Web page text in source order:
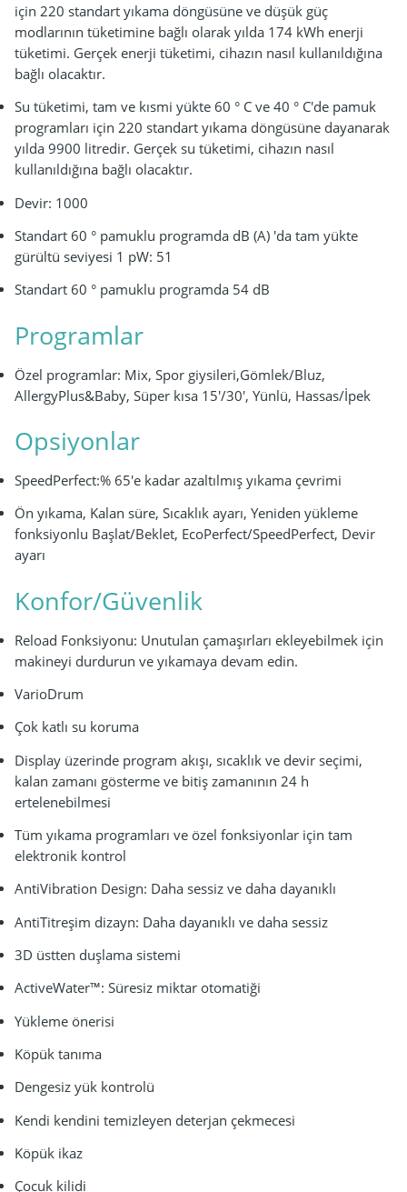
için 220 standart yıkama döngüsüne ve düşük güç
modlarının tüketimine bağlı olarak yılda 174 kWh enerji
tüketimi. Gerçek enerji tüketimi, cihazın nasıl kullanıldığına
bağlı olacaktır.
Su tüketimi, tam ve kısmi yükte 60 ° C ve 40 ° C'de pamuk
programları için 220 standart yıkama döngüsüne dayanarak
yılda 9900 litredir. Gerçek su tüketimi, cihazın nasıl
kullanıldığına bağlı olacaktır.
Devir: 1000
Standart 60 ° pamuklu programda dB (A) 'da tam yükte
gürültü seviyesi 1 pW: 51
Standart 60 ° pamuklu programda 54 dB
Programlar
Özel programlar: Mix, Spor giysileri,Gömlek/Bluz,
AllergyPlus&Baby, Süper kısa 15'/30', Yünlü, Hassas/İpek
Opsiyonlar
SpeedPerfect:% 65'e kadar azaltılmış yıkama çevrimi
Ön yıkama, Kalan süre, Sıcaklık ayarı, Yeniden yükleme
fonksiyonlu Başlat/Beklet, EcoPerfect/SpeedPerfect, Devir
ayarı
Konfor/Güvenlik
Reload Fonksiyonu: Unutulan çamaşırları ekleyebilmek için
makineyi durdurun ve yıkamaya devam edin.
VarioDrum
Çok katlı su koruma
Display üzerinde program akışı, sıcaklık ve devir seçimi,
kalan zamanı gösterme ve bitiş zamanının 24 h
ertelenebilmesi
Tüm yıkama programları ve özel fonksiyonlar için tam
elektronik kontrol
AntiVibration Design: Daha sessiz ve daha dayanıklı
AntiTitreşim dizayn: Daha dayanıklı ve daha sessiz
3D üstten duşlama sistemi
ActiveWater™: Süresiz miktar otomatiği
Yükleme önerisi
Köpük tanıma
Dengesiz yük kontrolü
Kendi kendini temizleyen deterjan çekmecesi
Köpük ikaz
Çocuk kilidi